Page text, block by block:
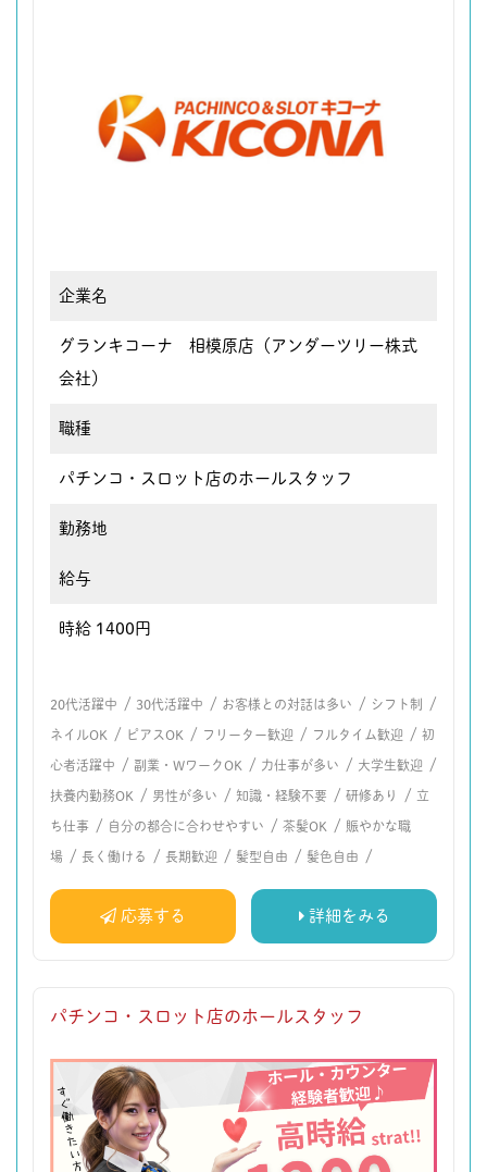
企業名
グランキコーナ 相模原店（アンダーツリー株式
会社）
職種
パチンコ・スロット店のホールスタッフ
勤務地
給与
時給 1400円
20代活躍中 / 30代活躍中 / お客様との対話は多い / シフト制 /
ネイルOK / ピアスOK / フリーター歓迎 / フルタイム歓迎 / 初
心者活躍中 / 副業・WワークOK / 力仕事が多い / 大学生歓迎 /
扶養内勤務OK / 男性が多い / 知識・経験不要 / 研修あり / 立
ち仕事 / 自分の都合に合わせやすい / 茶髪OK / 賑やかな職
場 / 長く働ける / 長期歓迎 / 髪型自由 / 髪色自由 /
応募する 詳細をみる
パチンコ・スロット店のホールスタッフ